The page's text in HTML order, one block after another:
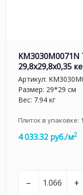
29,8x29,8x0,35
Артикул:
Размер: 29*29 см
Вес: 7.94 кг
Плиток в упаковке:
4 033.32 руб./м2
– +